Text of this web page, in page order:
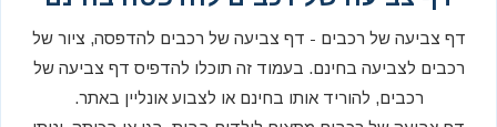
דף צביעה של רכבים - דף צביעה של רכבים להדפסה, ציור של
רכבים לצביעה בחינם. בעמוד זה תוכלו להדפיס דף צביעה של
רכבים, להוריד אותו בחינם או לצבוע אונליין באתר.